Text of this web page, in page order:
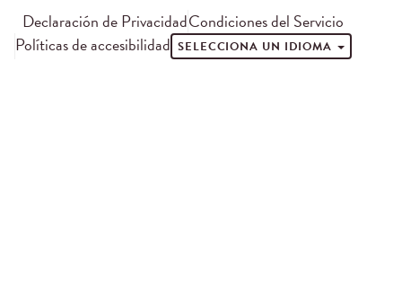
Declaración de PrivacidadCondiciones del Servicio
Políticas de accesibilidad SELECCIONA UN IDIOMA